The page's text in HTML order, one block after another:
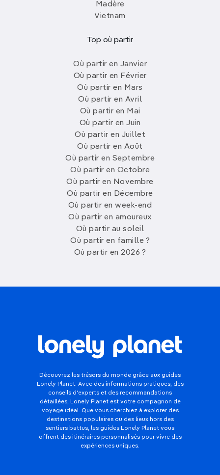
Madère
Vietnam
Top où partir
Où partir en Janvier
Où partir en Février
Où partir en Mars
Où partir en Avril
Où partir en Mai
Où partir en Juin
Où partir en Juillet
Où partir en Août
Où partir en Septembre
Où partir en Octobre
Où partir en Novembre
Où partir en Décembre
Où partir en week-end
Où partir en amoureux
Où partir au soleil
Où partir en famille ?
Où partir en 2026 ?
Découvrez les trésors du monde grâce aux guides
Lonely Planet. Avec des informations pratiques, des
conseils d'experts et des recommandations
détaillées, Lonely Planet est votre compagnon de
voyage idéal. Que vous cherchiez à explorer des
destinations populaires ou des lieux hors des
sentiers battus, les guides Lonely Planet vous
offrent des itinéraires personnalisés pour vivre des
expériences uniques.